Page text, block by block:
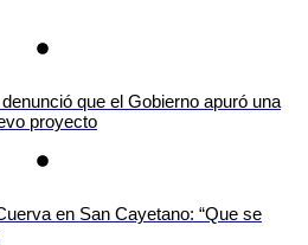
que el Gobierno apuró una
proyecto
en San Cayetano: “Que se